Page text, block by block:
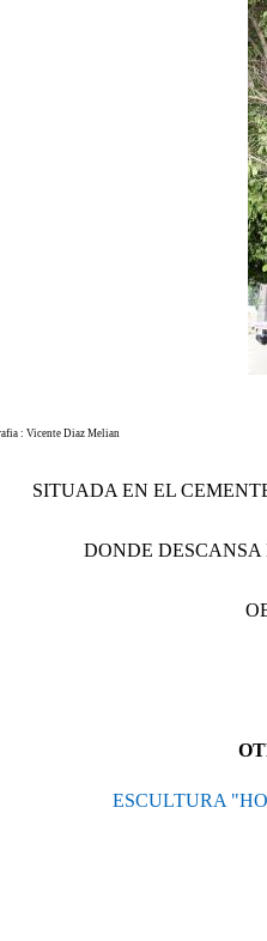
: Vicente Diaz Melian
SITUADA EN EL
DONDE DESCANSA
ESCULTURA